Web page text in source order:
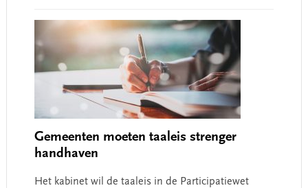
Gemeenten moeten taaleis strenger
handhaven
Het kabinet wil de taaleis in de Participatiewet